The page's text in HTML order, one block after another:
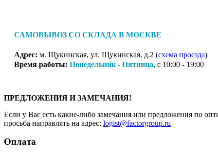
САМОВЫВОЗ СО СКЛАДА В МОСКВЕ
Адрес: м. Щукинская, ул. Щукинская, д.2 (схема проезда)
Время работы: Понедельник - Пятница, с 10:00 - 19:00
ПРЕДЛОЖЕНИЯ И ЗАМЕЧАНИЯ!
Если у Вас есть какие-либо замечания или предложения по
просьба направлять на адрес: logist@factorgroup.ru
Оплата